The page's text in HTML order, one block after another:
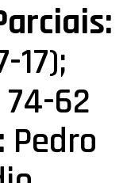
17);
62
Pedro